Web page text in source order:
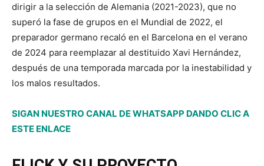
dirigir a la selección de Alemania (2021-2023), que no
superó la fase de grupos en el Mundial de 2022, el
preparador germano recaló en el Barcelona en el verano
de 2024 para reemplazar al destituido Xavi Hernández,
después de una temporada marcada por la inestabilidad y
los malos resultados.
SIGAN NUESTRO CANAL DE WHATSAPP DANDO CLIC A
ESTE ENLACE